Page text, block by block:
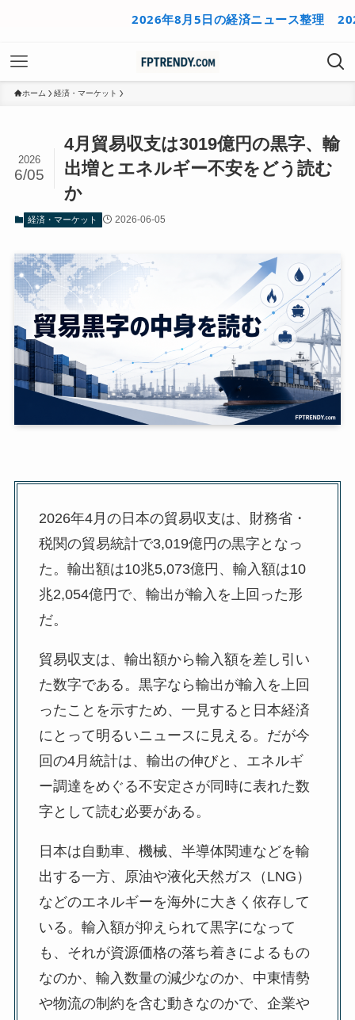
2026年8月5日の経済ニュース整理 2026年8
ホーム 経済・マーケット
4月貿易収支は3019億円の黒字、輸
出増とエネルギー不安をどう読む
か
2026
6/05
経済・マーケット 2026-06-05
2026年4月の日本の貿易収支は、財務省・
税関の貿易統計で3,019億円の黒字となっ
た。輸出額は10兆5,073億円、輸入額は10
兆2,054億円で、輸出が輸入を上回った形
だ。
貿易収支は、輸出額から輸入額を差し引い
た数字である。黒字なら輸出が輸入を上回
ったことを示すため、一見すると日本経済
にとって明るいニュースに見える。だが今
回の4月統計は、輸出の伸びと、エネルギ
ー調達をめぐる不安定さが同時に表れた数
字として読む必要がある。
日本は自動車、機械、半導体関連などを輸
出する一方、原油や液化天然ガス（LNG）
などのエネルギーを海外に大きく依存して
いる。輸入額が抑えられて黒字になって
も、それが資源価格の落ち着きによるもの
なのか、輸入数量の減少なのか、中東情勢
や物流の制約を含む動きなのかで、企業や